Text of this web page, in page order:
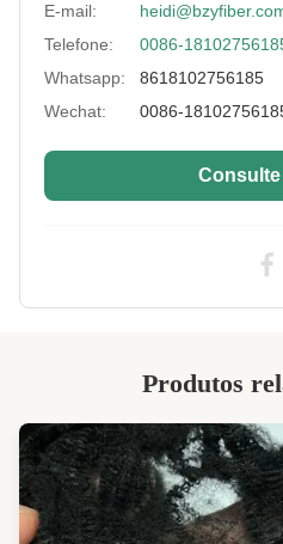
Color: branco
Siliconized/Non-
não silicificado
E-mail:
Telefone:
0086-
Whatsapp:
8618102756185
Wechat:
0086-
Produtos